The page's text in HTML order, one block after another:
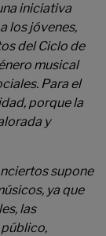
iniciativa
los jóvenes,
del Ciclo de
musical
Para el
porque la
y
supone
ya que
las